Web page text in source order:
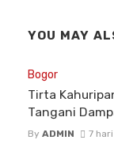
YOU MAY
Bogor
Tirta
Tangani
By ADMIN 7